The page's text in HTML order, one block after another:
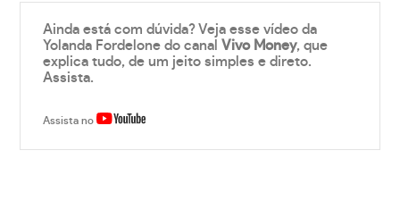
Ainda está com dúvida? Veja esse vídeo da
Yolanda Fordelone do canalVivo Money, que
explica tudo, de um jeito simples e direto.
Assista.
Assista no